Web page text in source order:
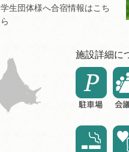
学生団体様へ合宿情報はこち
ら
施設詳細に